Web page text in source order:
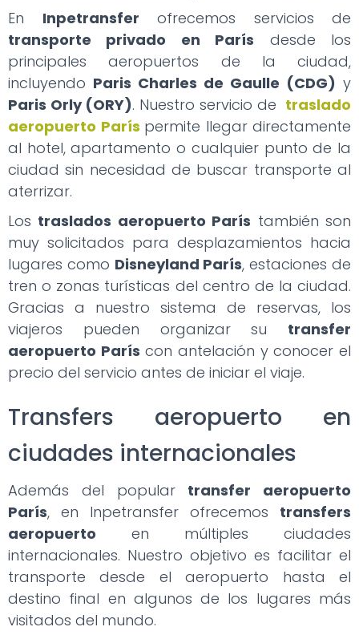
En Inpetransfer ofrecemos servicios de
transporte privado en París desde los
principales aeropuertos de la ciudad,
incluyendo Paris Charles de Gaulle (CDG) y
Paris Orly (ORY). Nuestro servicio de traslado
aeropuerto París permite llegar directamente
al hotel, apartamento o cualquier punto de la
ciudad sin necesidad de buscar transporte al
aterrizar.
Los traslados aeropuerto París también son
muy solicitados para desplazamientos hacia
lugares como Disneyland París, estaciones de
tren o zonas turísticas del centro de la ciudad.
Gracias a nuestro sistema de reservas, los
viajeros pueden organizar su transfer
aeropuerto París con antelación y conocer el
precio del servicio antes de iniciar el viaje.
Transfers aeropuerto en
ciudades internacionales
Además del popular transfer aeropuerto
París, en Inpetransfer ofrecemos transfers
aeropuerto en múltiples ciudades
internacionales. Nuestro objetivo es facilitar el
transporte desde el aeropuerto hasta el
destino final en algunos de los lugares más
visitados del mundo.